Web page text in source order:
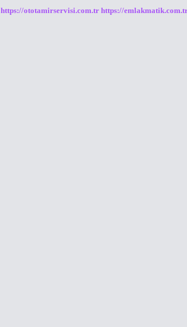
Nasıl
https://ototamirservisi.com.tr https://